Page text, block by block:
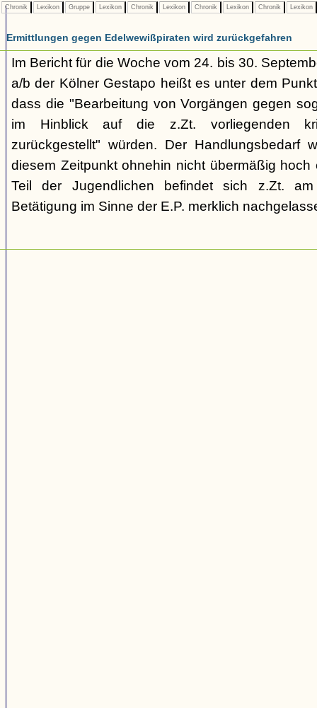
Chronik Lexikon Gruppe Lexikon Chronik Lexikon Chronik Lexikon Chronik Lexikon
Ermittlungen gegen Edelwewißpiraten wird zurückgefahren
Im Bericht für die Woche vom 24. bis 30.
a/b der Kölner Gestapo heißt es unter dem
dass die "Bearbeitung von Vorgängen gegen
im Hinblick auf die z.Zt. vorliegenden
zurückgestellt" würden. Der Handlungsbedarf
diesem Zeitpunkt ohnehin nicht übermäßig hoch
Teil der Jugendlichen befindet sich z.Zt.
Betätigung im Sinne der E.P. merklich